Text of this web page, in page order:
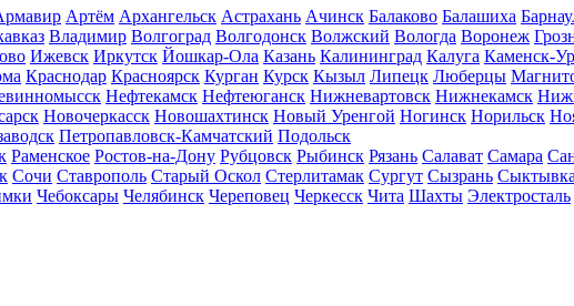
Артём Архангельск Астрахань Ачинск Балаково Балашиха
Владимир Волгоград Волгодонск Волжский Вологда Воронеж
Ижевск Иркутск Йошкар-Ола Казань Калининград Калуга Каменск-
Краснодар Красноярск Курган Курск Кызыл Липецк Люберцы
Нефтекамск Нефтеюганск Нижневартовск Нижнекамск
Новочеркасск Новошахтинск Новый Уренгой Ногинск Норильск
Петропавловск-Камчатский Подольск
Раменское Ростов-на-Дону Рубцовск Рыбинск Рязань Салават Самара
Сочи Ставрополь Старый Оскол Стерлитамак Сургут Сызрань
Чебоксары Челябинск Череповец Черкесск Чита Шахты Электросталь